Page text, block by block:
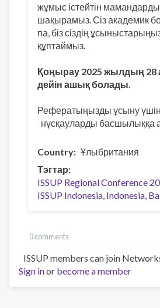
жұмыс істейтін
шақырамыз. Сіз академик
па, біз сіздің
құптаймыз.
Қоңырау 2025 жылдың 28
дейін ашық болады.
Рефератыңызды ұсыну үшін
нұсқауларды басшылыққа
Country
Ұлыбритания
Тэгтар
ISSUP Regional Conference
ISSUP Indonesia Indonesia
0 comments
ISSUP members can join
Sign inor become a member